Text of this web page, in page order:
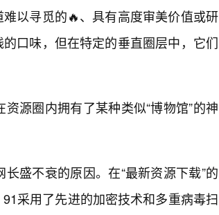
以寻觅的🔥、具有高度审美价值或研
口味，但在特定的垂直圈层中，它们
源圈内拥有了某种类似“博物馆”的神
盛不衰的原因。在“最新资源下载”的
采用了先进的加密技术和多重病毒扫